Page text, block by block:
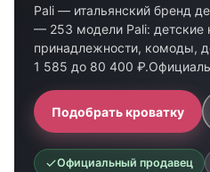
Pali — итальянский бренд
— 253 модели Pali: детские
принадлежности, комоды,
1 585 до 80 400
Подобрать кроватку
Официальный продавец